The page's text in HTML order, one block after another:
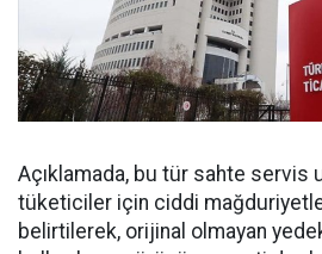
Açıklamada, bu tür sahte servis
tüketiciler için ciddi
belirtilerek, orijinal olmayan